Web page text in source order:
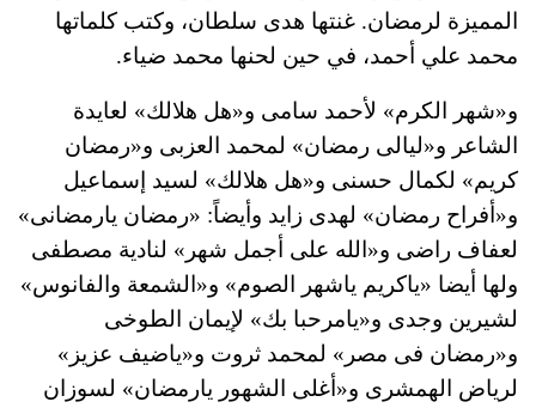
المميزة لرمضان. غنتها هدى سلطان، وكتب كلماتها
محمد علي أحمد، في حين لحنها محمد ضياء.
و«شهر الكرم» لأحمد سامى و«هل هلالك» لعايدة
الشاعر و«ليالى رمضان» لمحمد العزبى و«رمضان
كريم» لكمال حسنى و«هل هلالك» لسيد إسماعيل
و«أفراح رمضان» لهدى زايد وأيضاً: «رمضان يارمضانى»
لعفاف راضى و«الله على أجمل شهر» لنادية مصطفى
ولها أيضا «ياكريم ياشهر الصوم» و«الشمعة والفانوس»
لشيرين وجدى و«يامرحبا بك» لإيمان الطوخى
و«رمضان فى مصر» لمحمد ثروت و«ياضيف عزيز»
لرياض الهمشرى و«أغلى الشهور يارمضان» لسوزان